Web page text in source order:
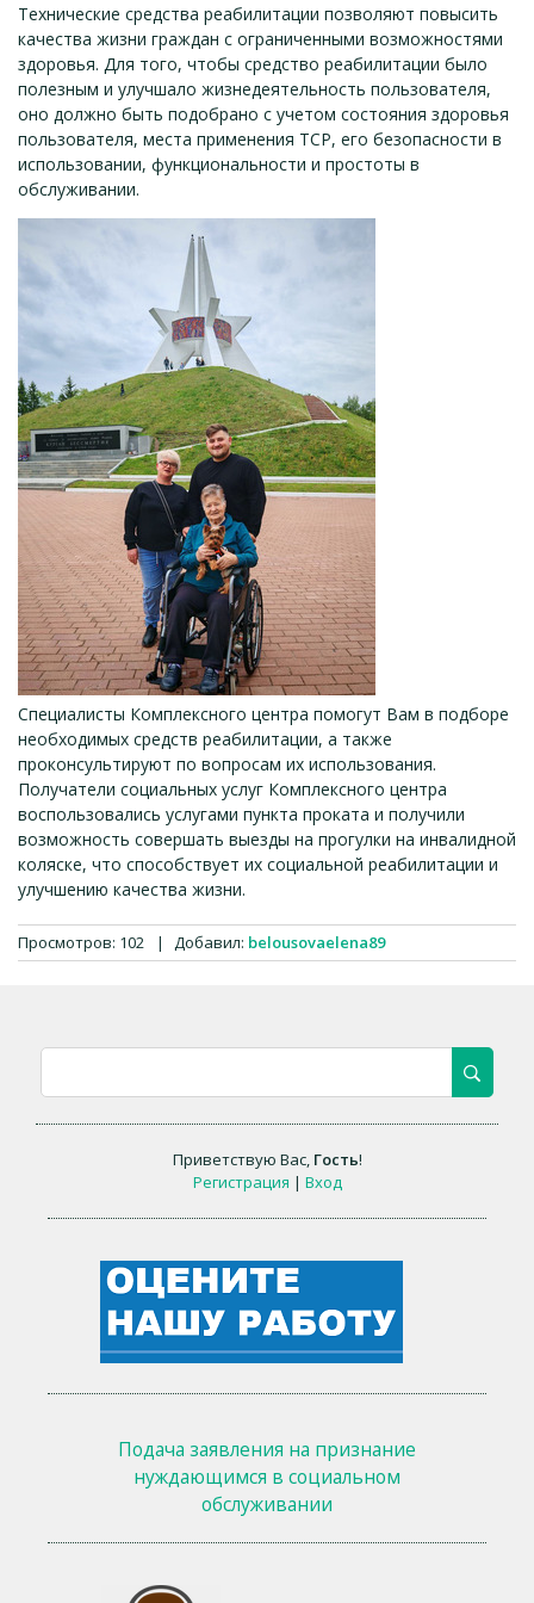
Технические средства реабилитации позволяют повысить
качества жизни граждан с ограниченными возможностями
здоровья. Для того, чтобы средство реабилитации было
полезным и улучшало жизнедеятельность пользователя,
оно должно быть подобрано с учетом состояния здоровья
пользователя, места применения ТСР, его безопасности в
использовании, функциональности и простоты в
обслуживании.
Специалисты Комплексного центра помогут Вам в подборе
необходимых средств реабилитации, а также
проконсультируют по вопросам их использования.
Получатели социальных услуг Комплексного центра
воспользовались услугами пункта проката и получили
возможность совершать выезды на прогулки на инвалидной
коляске, что способствует их социальной реабилитации и
улучшению качества жизни.
Просмотров: 102 | Добавил: belousovaelena89
Приветствую Вас, Гость!
Регистрация | Вход
Подача заявления на признание
нуждающимся в социальном
обслуживании